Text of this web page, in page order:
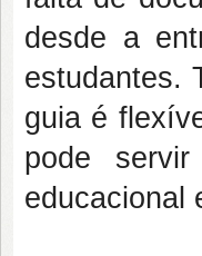
desde a
estudantes.
guia é
pode
educacional